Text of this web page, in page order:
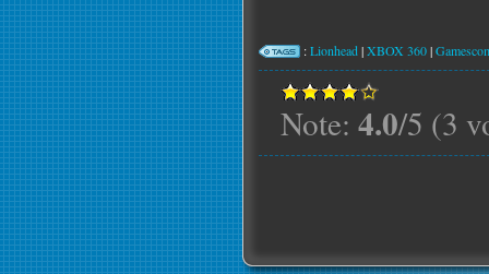
:Lionhead|XBOX 360|
Note: 4.0/5 (3